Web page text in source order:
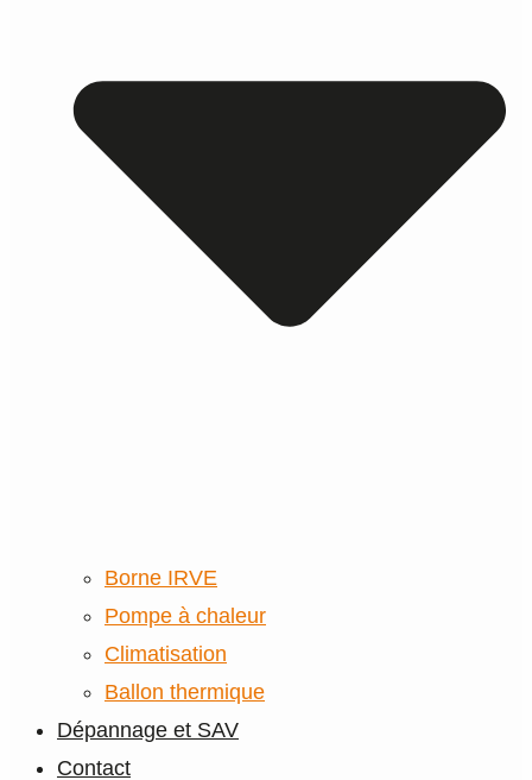
Borne IRVE
Pompe à chaleur
Climatisation
Ballon thermique
Dépannage et SAV
Contact